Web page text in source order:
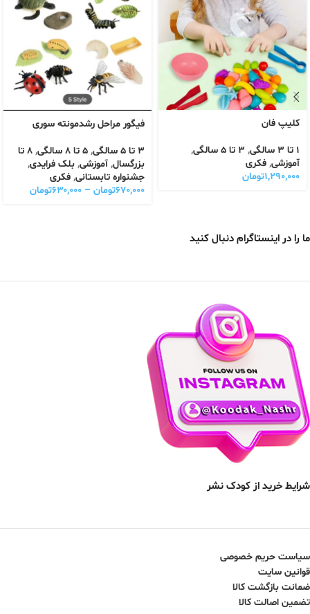
کلیپ فان
1 تا 3 سالگی , 3 تا 5 سالگی
,
آموزشی, فکری
۱,۲۹۰,۰۰۰تومان
فیگور مراحل رشدمونته سوری
3 تا 5 سالگی , 5 تا 8 سالگی ,
8 تا
بزرگسال, آموزشی, بلک فرایدی,
جشنواره تابستانی, فکری
۶۷۰,۰۰۰تومان – ۶۳۰,۰۰۰تومان
ما را در اینستاگرام دنبال کنید
شرایط خرید از کودک نشر
سیاست حریم خصوصی
قوانین سایت
ضمانت بازگشت کالا
تضمین اصالت کالا